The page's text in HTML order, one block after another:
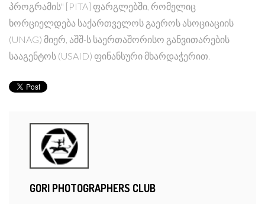
პროგრამის" [PITA] ფარგლებში, რომელიც
ხორციელდება საქართველოს გაეროს ასოციაციის
(UNAG) მიერ, აშშ-ს საერთაშორისო განვითარების
სააგენტოს (USAID) ფინანსური მხარდაჭერით.
GORI PHOTOGRAPHERS CLUB